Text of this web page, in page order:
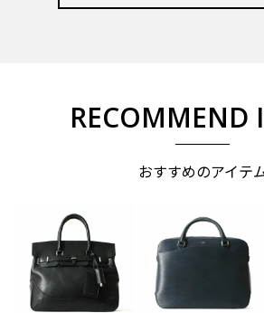
RECOMMEND
おすすめのアイテ